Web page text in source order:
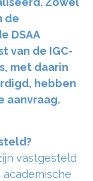
de
DSAA
van de IGC-
met daarin
hebben
aanvraag.
vastgesteld